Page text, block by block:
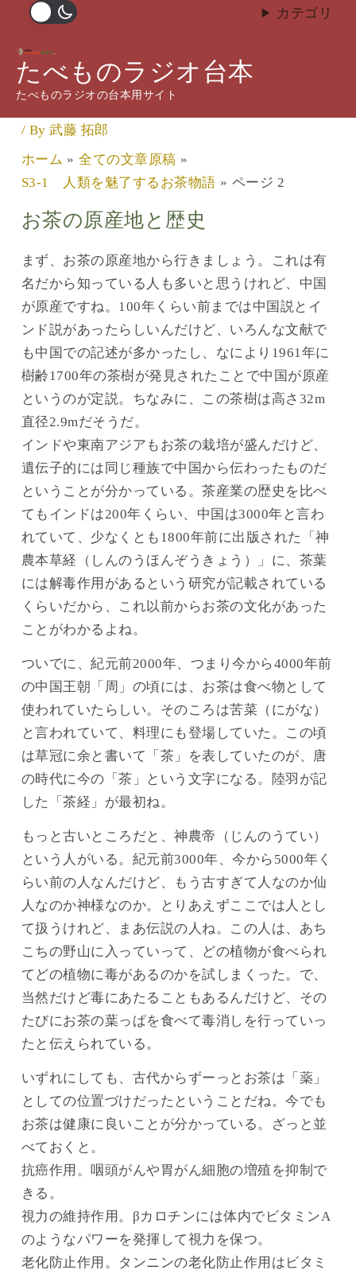
カテゴリ
たべものラジオ台本
たべものラジオの台本用サイト
S3-1 人類を魅了するお茶物
語
/ By武藤 拓郎
ホーム
全ての文章原稿
S3-1 人類を魅了するお茶物語
ページ 2
お茶の原産地と歴史
まず、お茶の原産地から行きましょう。これは有
名だから知っている人も多いと思うけれど、中国
が原産ですね。100年くらい前までは中国説とイ
ンド説があったらしいんだけど、いろんな文献で
も中国での記述が多かったし、なにより1961年に
樹齢1700年の茶樹が発見されたことで中国が原産
というのが定説。ちなみに、この茶樹は高さ32m
直径2.9mだそうだ。
インドや東南アジアもお茶の栽培が盛んだけど、
遺伝子的には同じ種族で中国から伝わったものだ
ということが分かっている。茶産業の歴史を比べ
てもインドは200年くらい、中国は3000年と言わ
れていて、少なくとも1800年前に出版された「神
農本草経（しんのうほんぞうきょう）」に、茶葉
には解毒作用があるという研究が記載されている
くらいだから、これ以前からお茶の文化があった
ことがわかるよね。
ついでに、紀元前2000年、つまり今から4000年前
の中国王朝「周」の頃には、お茶は食べ物として
使われていたらしい。そのころは苦菜（にがな）
と言われていて、料理にも登場していた。この頃
は草冠に余と書いて「茶」を表していたのが、唐
の時代に今の「茶」という文字になる。陸羽が記
した「茶経」が最初ね。
もっと古いところだと、神農帝（じんのうてい）
という人がいる。紀元前3000年、今から5000年く
らい前の人なんだけど、もう古すぎて人なのか仙
人なのか神様なのか。とりあえずここでは人とし
て扱うけれど、まあ伝説の人ね。この人は、あち
こちの野山に入っていって、どの植物が食べられ
てどの植物に毒があるのかを試しまくった。で、
当然だけど毒にあたることもあるんだけど、その
たびにお茶の葉っぱを食べて毒消しを行っていっ
たと伝えられている。
いずれにしても、古代からずーっとお茶は「薬」
としての位置づけだったということだね。今でも
お茶は健康に良いことが分かっている。ざっと並
べておくと。
抗癌作用。咽頭がんや胃がん細胞の増殖を抑制で
きる。
視力の維持作用。βカロチンには体内でビタミンA
のようなパワーを発揮して視力を保つ。
老化防止作用。タンニンの老化防止作用はビタミ